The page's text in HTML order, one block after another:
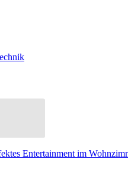
Entertainment im